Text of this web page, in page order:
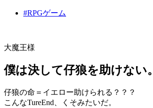
#RPGゲーム
大魔王様
僕は決して仔狼を助けない。
仔狼の命＝イエロー助けられる？？？
こんなTureEnd、くそみたいだ。